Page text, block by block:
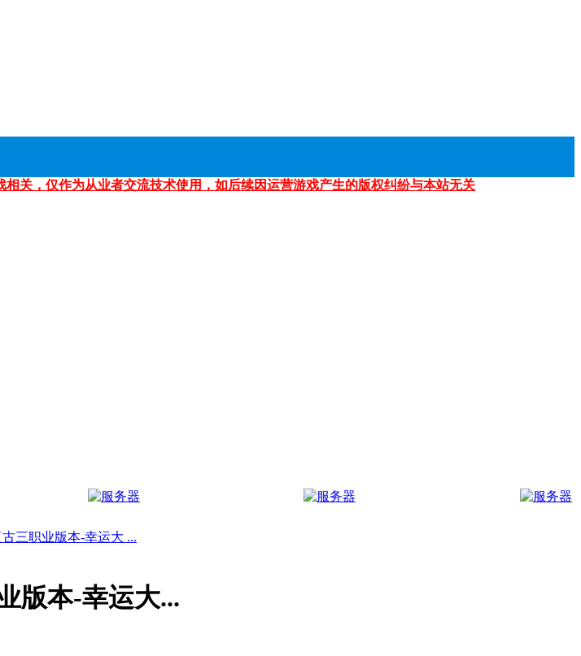
关，仅作为从业者交流技术使用，如后续因运营游戏产生的版权纠纷与本站无关
三职业版本-幸运大 ...
版本-幸运大...